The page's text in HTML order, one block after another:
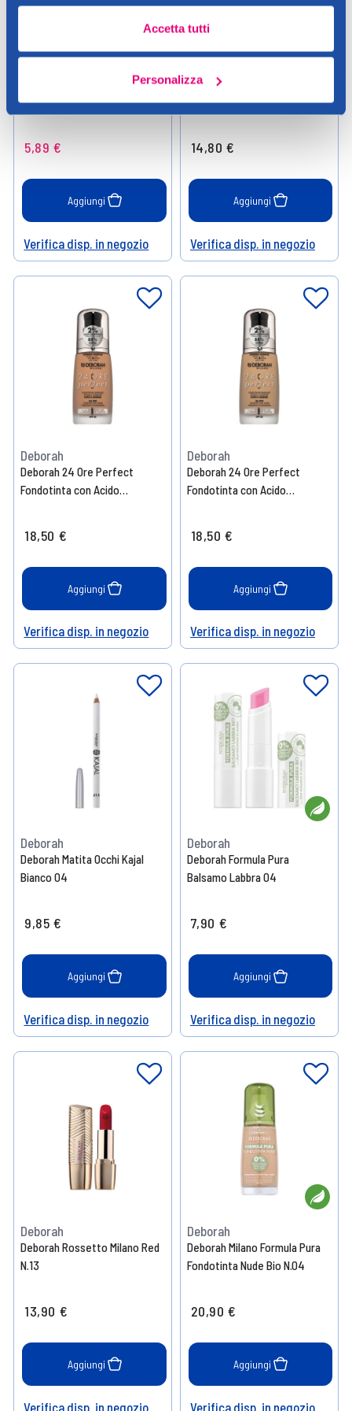
Accetta tutti
Personalizza
Deborah 10 Days Long Smalto
Shimmer Rose N.912
5,89 €
Aggiungi
Help
Verifica disp. in negozio
Deborah Color Moods Palette
N.02
14,80 €
Aggiungi
Help
Verifica disp. in negozio
Deborah
Deborah 24 Ore Perfect
Fondotinta con Acido
18,50 €
Aggiungi
Help
Verifica disp. in negozio
Deborah
Deborah 24 Ore Perfect
Fondotinta con Acido
18,50 €
Aggiungi
Help
Verifica disp. in negozio
Deborah
Deborah Matita Occhi Kajal
Bianco 04
9,85 €
Aggiungi
Help
Verifica disp. in negozio
Deborah
Deborah Formula Pura
Balsamo Labbra 04
7,90 €
Aggiungi
Help
Verifica disp. in negozio
Deborah
Deborah Rossetto Milano Red
N.13
13,90 €
Aggiungi
Verifica disp. in negozio
Deborah
Deborah Milano Formula Pura
Fondotinta Nude Bio N.04
20,90 €
Aggiungi
Verifica disp. in negozio